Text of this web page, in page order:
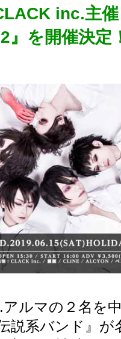
inc.主
』を開催決定
ルマの２名を
説系バンド』が